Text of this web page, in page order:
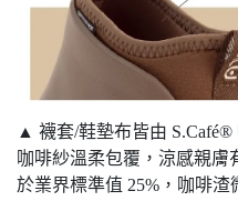
▲ 襪套/鞋墊布皆由
咖啡紗溫柔包覆，涼感親膚
於業界標準值 25%，咖啡渣